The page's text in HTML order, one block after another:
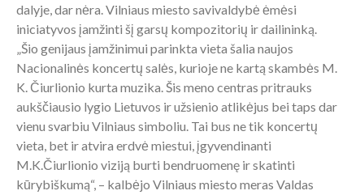
dalyje, dar nėra. Vilniaus miesto savivaldybė ėmėsi
iniciatyvos įamžinti šį garsų kompozitorių ir dailininką.
„Šio genijaus įamžinimui parinkta vieta šalia naujos
Nacionalinės koncertų salės, kurioje ne kartą skambės M.
K. Čiurlionio kurta muzika. Šis meno centras pritrauks
aukščiausio lygio Lietuvos ir užsienio atlikėjus bei taps dar
vienu svarbiu Vilniaus simboliu. Tai bus ne tik koncertų
vieta, bet ir atvira erdvė miestui, įgyvendinanti
M.K.Čiurlionio viziją burti bendruomenę ir skatinti
kūrybiškumą“, – kalbėjo Vilniaus miesto meras Valdas